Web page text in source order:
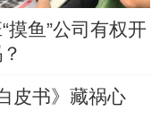
“摸鱼”公司有权开
皮书》藏祸心